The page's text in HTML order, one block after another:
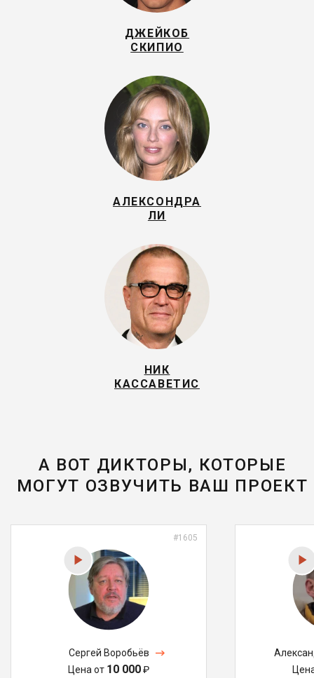
ДЖЕЙКОБ
СКИПИО
АЛЕКСОНДРА
ЛИ
НИК
КАССАВЕТИС
А ВОТ ДИКТОРЫ, КОТОРЫЕ
МОГУТ ОЗВУЧИТЬ ВАШ ПРОЕКТ
#1605
Сергей Воробьёв
Цена от 10 000₽